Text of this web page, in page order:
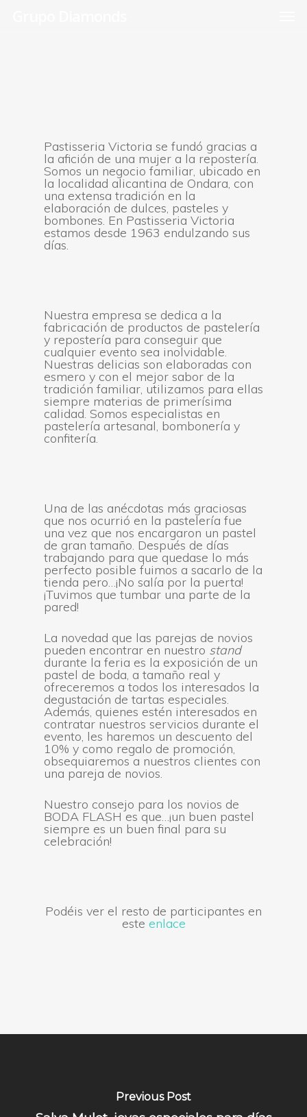
Pastisseria Victoria se fundó gracias a
la afición de una mujer a la repostería.
Somos un negocio familiar, ubicado en
la localidad alicantina de Ondara, con
una extensa tradición en la
elaboración de dulces, pasteles y
bombones. En Pastisseria Victoria
estamos desde 1963 endulzando sus
días.
Nuestra empresa se dedica a la
fabricación de productos de pastelería
y repostería para conseguir que
cualquier evento sea inolvidable.
Nuestras delicias son elaboradas con
esmero y con el mejor sabor de la
tradición familiar, utilizamos para ellas
siempre materias de primerísima
calidad. Somos especialistas en
pastelería artesanal, bombonería y
confitería.
Una de las anécdotas más graciosas
que nos ocurrió en la pastelería fue
una vez que nos encargaron un pastel
de gran tamaño. Después de días
trabajando para que quedase lo más
perfecto posible fuimos a sacarlo de la
tienda pero…¡No salía por la puerta!
¡Tuvimos que tumbar una parte de la
pared!
La novedad que las parejas de novios
pueden encontrar en nuestro stand
durante la feria es la exposición de un
pastel de boda, a tamaño real y
ofreceremos a todos los interesados la
degustación de tartas especiales.
Además, quienes estén interesados en
contratar nuestros servicios durante el
evento, les haremos un descuento del
10% y como regalo de promoción,
obsequiaremos a nuestros clientes con
una pareja de novios.
Nuestro consejo para los novios de
BODA FLASH es que…¡un buen pastel
siempre es un buen final para su
celebración!
Podéis ver el resto de participantes en
este enlace
Previous Post